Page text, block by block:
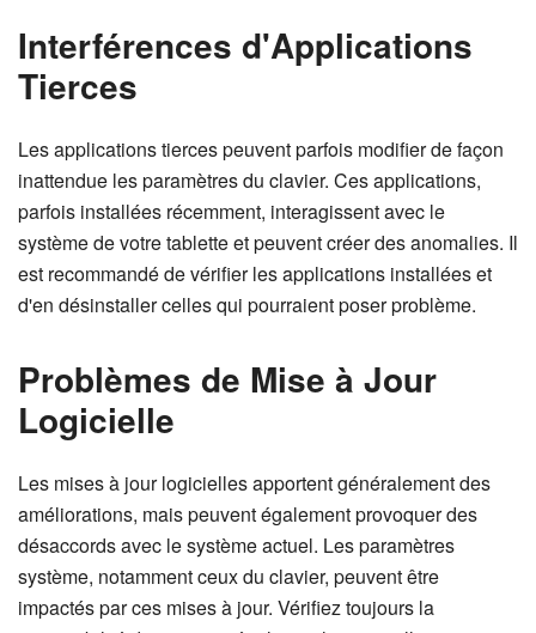
Interférences d'Applications
Tierces
Les applications tierces peuvent parfois modifier de façon
inattendue les paramètres du clavier. Ces applications,
parfois installées récemment, interagissent avec le
système de votre tablette et peuvent créer des anomalies. Il
est recommandé de vérifier les applications installées et
d'en désinstaller celles qui pourraient poser problème.
Problèmes de Mise à Jour
Logicielle
Les mises à jour logicielles apportent généralement des
améliorations, mais peuvent également provoquer des
désaccords avec le système actuel. Les paramètres
système, notamment ceux du clavier, peuvent être
impactés par ces mises à jour. Vérifiez toujours la